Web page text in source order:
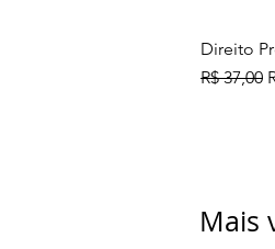
Direito
Preço
R$ 37,00
Mais